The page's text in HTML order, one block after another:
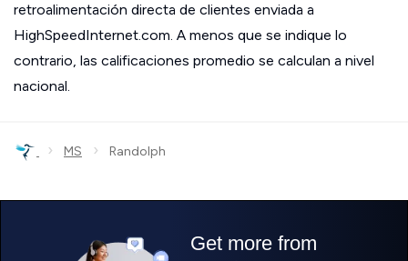
retroalimentación directa de clientes enviada a
HighSpeedInternet.com. A menos que se indique lo
contrario, las calificaciones promedio se calculan a nivel
nacional.
› MS › Randolph